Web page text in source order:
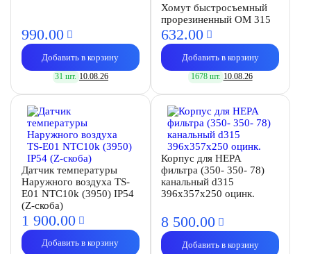
990.00
Добавить в корзину
31 шт. 10.08.26
Хомут быстросъемный
прорезиненный OM 315
632.00
Добавить в корзину
1678 шт. 10.08.26
Датчик температуры
Наружного воздуха TS-
E01 NTC10k (3950) IP54
(Z-скоба)
1 900.00
Добавить в корзину
Корпус для HEPA
фильтра (350- 350- 78)
канальный d315
396х357х250 оцинк.
8 500.00
Добавить в корзину